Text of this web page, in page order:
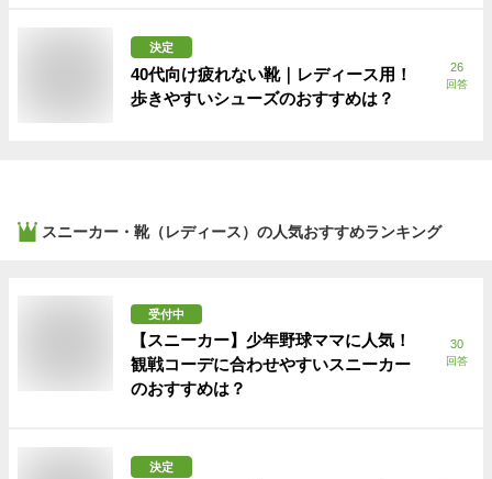
決定
40代向け疲れない靴｜レディース用！
歩きやすいシューズのおすすめは？
26
回答
スニーカー・靴（レディース） の人気おすすめランキング
受付中
【スニーカー】少年野球ママに人気！
観戦コーデに合わせやすいスニーカー
のおすすめは？
30
回答
決定